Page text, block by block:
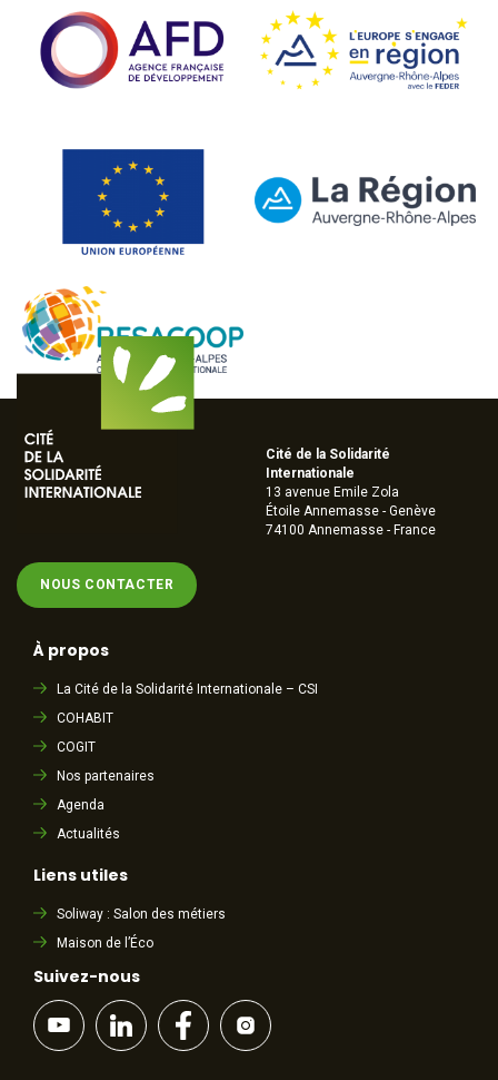
NOUS CONTACTER
Cité de la Solidarité
Internationale
13 avenue Emile Zola
Étoile Annemasse - Genève
74100 Annemasse - France
À propos
La Cité de la Solidarité Internationale – CSI
COHABIT
COGIT
Nos partenaires
Agenda
Actualités
Liens utiles
Soliway : Salon des métiers
Maison de l’Éco
Suivez-nous